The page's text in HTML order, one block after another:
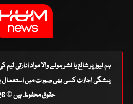
ہم نیوز پر شائع یا نشر ہونے والا مواد ادارتی
پیشگی اجازت کسی بھی صورت میں استعمال
حقوق محفوظ ہیں © 2026